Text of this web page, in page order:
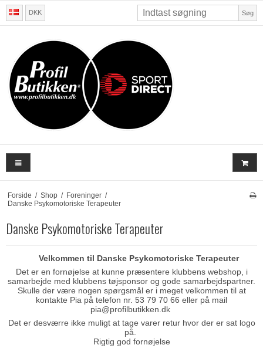
DKK Søg
Forside / Shop / Foreninger /
Danske Psykomotoriske Terapeuter
Danske Psykomotoriske Terapeuter
Velkommen til Danske Psykomotoriske Terapeuter
Det er en fornøjelse at kunne præsentere klubbens webshop, i
samarbejde med klubbens tøjsponsor og gode samarbejdspartner.
Skulle der være nogen spørgsmål er i meget velkommen til at
kontakte Pia på telefon nr. 53 79 70 66 eller på mail
pia@profilbutikken.dk
Det er desværre ikke muligt at tage varer retur hvor der er sat logo
på.
Rigtig god fornøjelse